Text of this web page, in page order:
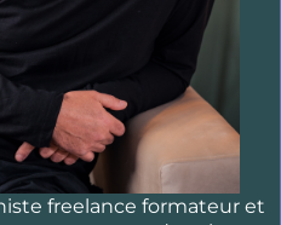
freelance formateur et